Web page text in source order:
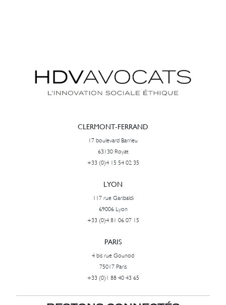
CLERMONT-FERRAND
17 boulevard Barrieu
63130 Royat
+33 (0)4 15 54 02 35
LYON
117 rue Garibaldi
69006 Lyon
+33 (0)4 81 06 07 15
PARIS
4 bis rue Gounod
75017 Paris
+33 (0)1 88 40 43 65